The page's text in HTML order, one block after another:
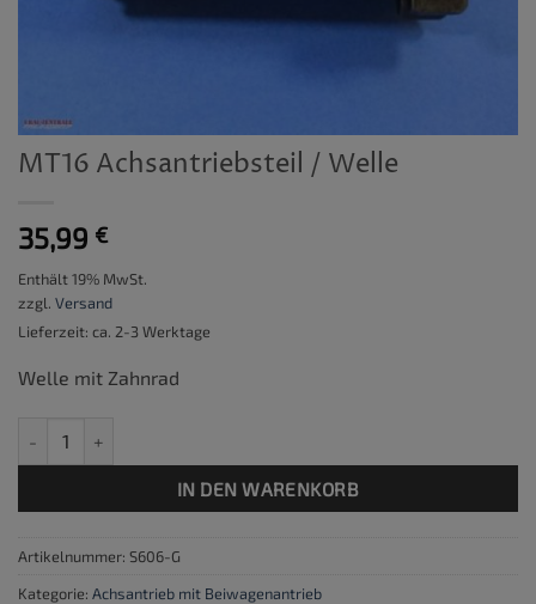
MT16 Achsantriebsteil / Welle
35,99 €
Enthält 19% MwSt.
zzgl. Versand
Lieferzeit: ca. 2-3 Werktage
Welle mit Zahnrad
IN DEN WARENKORB
Artikelnummer: S606-G
Kategorie: Achsantrieb mit Beiwagenantrieb